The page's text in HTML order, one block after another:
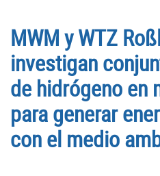
MWM y WTZ
investigan
de hidrógeno en
para generar
con el medio